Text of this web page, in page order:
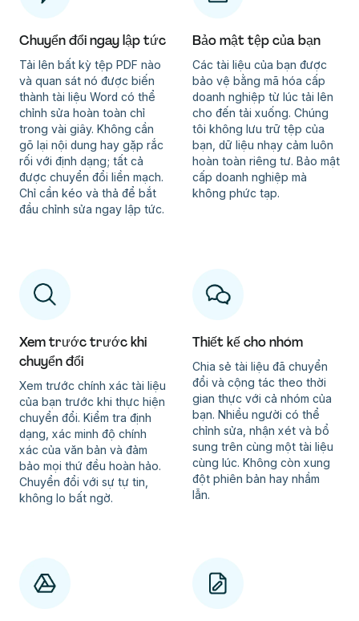
Chuyển đổi ngay lập tức
Tải lên bất kỳ tệp PDF nào
và quan sát nó được biến
thành tài liệu Word có thể
chỉnh sửa hoàn toàn chỉ
trong vài giây. Không cần
gõ lại nội dung hay gặp rắc
rối với định dạng; tất cả
được chuyển đổi liền mạch.
Chỉ cần kéo và thả để bắt
đầu chỉnh sửa ngay lập tức.
Bảo mật tệp của bạn
Các tài liệu của bạn được
bảo vệ bằng mã hóa cấp
doanh nghiệp từ lúc tải lên
cho đến tải xuống. Chúng
tôi không lưu trữ tệp của
bạn, dữ liệu nhạy cảm luôn
hoàn toàn riêng tư. Bảo mật
cấp doanh nghiệp mà
không phức tạp.
Xem trước trước khi
chuyển đổi
Xem trước chính xác tài liệu
của bạn trước khi thực hiện
chuyển đổi. Kiểm tra định
dạng, xác minh độ chính
xác của văn bản và đảm
bảo mọi thứ đều hoàn hảo.
Chuyển đổi với sự tự tin,
không lo bất ngờ.
Thiết kế cho nhóm
Chia sẻ tài liệu đã chuyển
đổi và cộng tác theo thời
gian thực với cả nhóm của
bạn. Nhiều người có thể
chỉnh sửa, nhận xét và bổ
sung trên cùng một tài liệu
cùng lúc. Không còn xung
đột phiên bản hay nhầm
lẫn.